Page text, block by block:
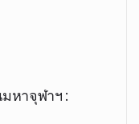
หาจุฬาฯ :